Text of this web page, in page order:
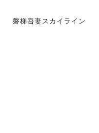
磐梯吾妻スカイライン